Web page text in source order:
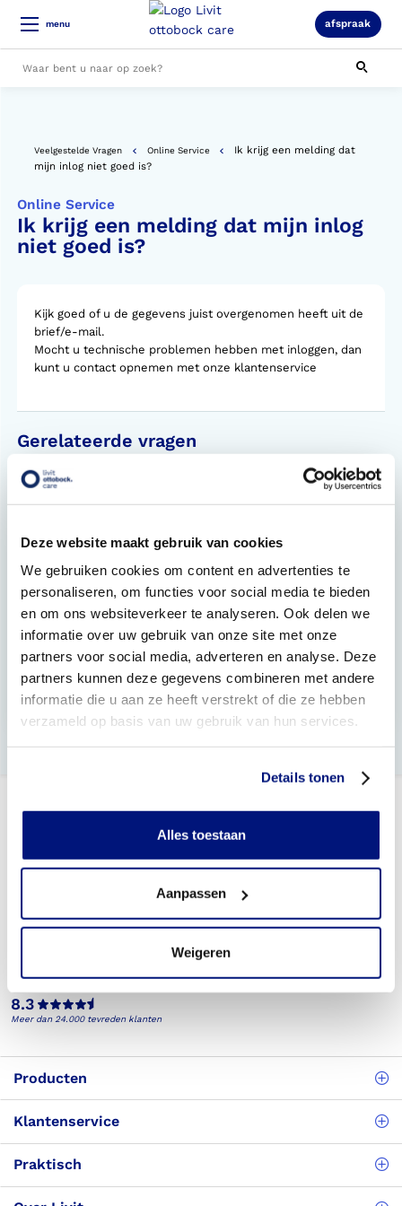
Deze website maakt gebruik van cookies
We gebruiken cookies om content en advertenties te
personaliseren, om functies voor social media te bieden
en om ons websiteverkeer te analyseren. Ook delen we
informatie over uw gebruik van onze site met onze
partners voor social media, adverteren en analyse. Deze
partners kunnen deze gegevens combineren met andere
informatie die u aan ze heeft verstrekt of die ze hebben
verzameld op basis van uw gebruik van hun services.
Details tonen
Alles toestaan
Aanpassen
Weigeren
menu afspraak
Veelgestelde Vragen Online Service
Ik krijg een melding dat
mijn inlog niet goed is?
Online Service
Ik krijg een melding dat mijn inlog
niet goed is?
Kijk goed of u de gegevens juist overgenomen heeft uit de
brief/e-mail.
Mocht u technische problemen hebben met inloggen, dan
kunt u contact opnemen met onze klantenservice
Gerelateerde vragen
Hoe werkt Online Service?
regelen?
Er wordt gevraagd om een code, waar kan ik deze
code vinden?
Kunnen de via Online Service bestelde producten
retour gestuurd worden via de post?
Kan ik een nazorgafspraak plannen voor het
Telefonisch bereikbaar
(088) 245 20 00
8.3
Meer dan 24.000 tevreden klanten
Producten
Klantenservice
Praktisch